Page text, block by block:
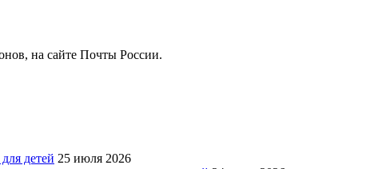
на сайте Почты России.
детей 25 июля 2026